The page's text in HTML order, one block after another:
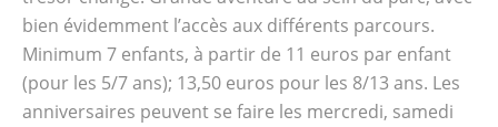
bien évidemment l’accès aux différents parcours.
Minimum 7 enfants, à partir de 11 euros par enfant
(pour les 5/7 ans); 13,50 euros pour les 8/13 ans. Les
anniversaires peuvent se faire les mercredi, samedi